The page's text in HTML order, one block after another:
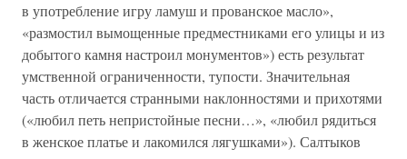
в употребление игру ламуш и прованское масло»,
«размостил вымощенные предместниками его улицы и из
добытого камня настроил монументов») есть результат
умственной ограниченности, тупости. Значительная
часть отличается странными наклонностями и прихотями
(«любил петь непристойные песни…», «любил рядиться
в женское платье и лакомился лягушками»). Салтыков